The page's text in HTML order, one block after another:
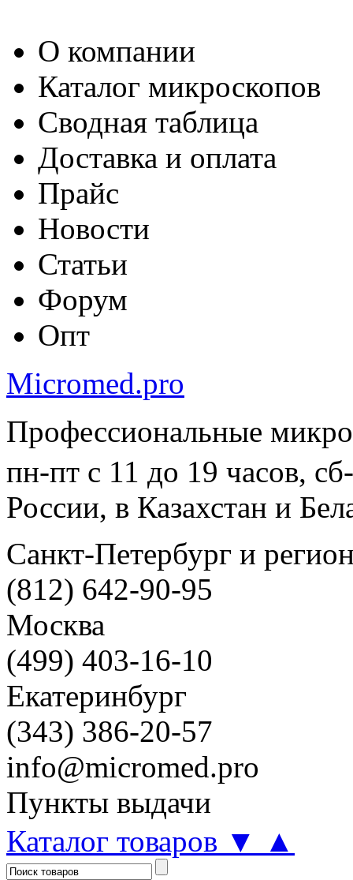
О компании
Каталог микроскопов
Сводная таблица
Доставка и оплата
Прайс
Новости
Статьи
Форум
Опт
Micromed.pro
Профессиональные
пн-пт с 11 до 19 часов,
России, в Казахстан и
Санкт-Петербург и
(812) 642-90-95
Москва
(499) 403-16-10
Екатеринбург
(343) 386-20-57
info@micromed.pro
Пункты выдачи
Каталог товаров ▼
▲